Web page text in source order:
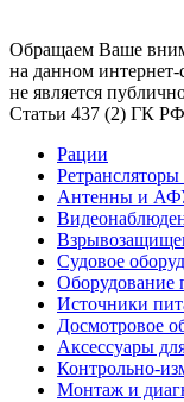
Обращаем Ваше
на данном
не является
Статьи 437 (2) ГК РФ
Рации
Антенны и
Судовое
Источники
Досмотровое
Аксессуары
Контрольно-
Монтаж и